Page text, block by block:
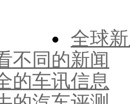
全球
不同的新闻
的车讯信息